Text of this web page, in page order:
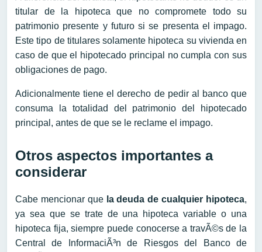
titular de la hipoteca que no compromete todo su
patrimonio presente y futuro si se presenta el impago.
Este tipo de titulares solamente hipoteca su vivienda en
caso de que el hipotecado principal no cumpla con sus
obligaciones de pago.
Adicionalmente tiene el derecho de pedir al banco que
consuma la totalidad del patrimonio del hipotecado
principal, antes de que se le reclame el impago.
Otros aspectos importantes a
considerar
Cabe mencionar quela deuda de cualquier hipoteca,
ya sea que se trate de una hipoteca variable o una
hipoteca fija, siempre puede conocerse a travÃ©s de la
Central de InformaciÃ³n de Riesgos del Banco de